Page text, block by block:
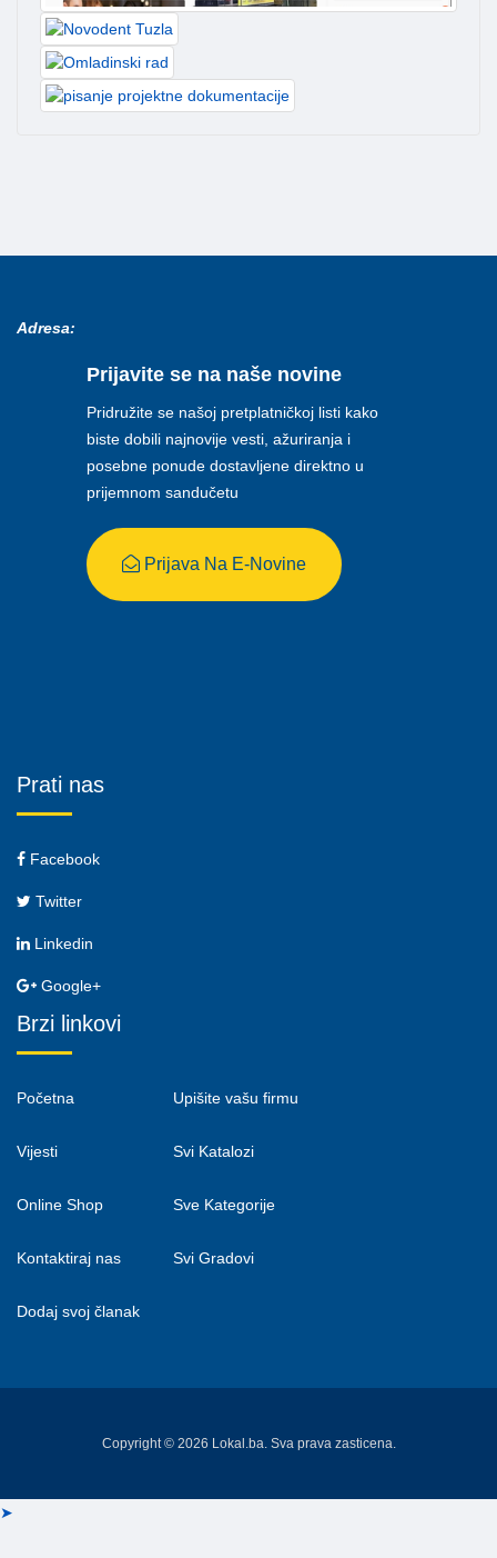
Adresa:
Prijavite se na naše novine
Pridružite se našoj pretplatničkoj listi kako
biste dobili najnovije vesti, ažuriranja i
posebne ponude dostavljene direktno u
prijemnom sandučetu
Prijava Na E-Novine
Prati nas
Facebook
Twitter
Linkedin
Google+
Brzi linkovi
Početna
Vijesti
Online Shop
Kontaktiraj nas
Dodaj svoj članak
Upišite vašu firmu
Svi Katalozi
Sve Kategorije
Svi Gradovi
Copyright © 2026 Lokal.ba. Sva prava zasticena.
➤